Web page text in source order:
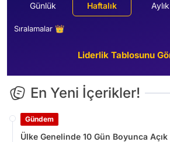
Günlük Haftalık Aylık
Sıralamalar 👑
Liderlik Tablosunu
En Yeni İçerikler!
Gündem
Ülke Genelinde 10 Gün Boyunca Açık